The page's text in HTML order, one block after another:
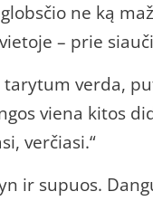
ne ką
– prie
tarytum verda,
viena kitos
verčiasi.“
ir supuos.